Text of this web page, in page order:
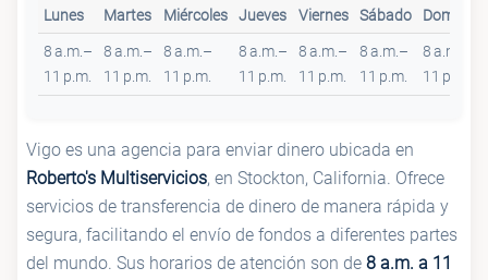
Lunes Martes Miércoles Jueves Viernes Sábado Domingo
8 a.m.–
11 p.m.
8 a.m.–
11 p.m.
8 a.m.–
11 p.m.
8 a.m.–
11 p.m.
8 a.m.–
11 p.m.
8 a.m.–
11 p.m.
8 a.m.–
11 p.m.
Vigo es una agencia para enviar dinero ubicada en
Roberto's Multiservicios, en Stockton, California. Ofrece
servicios de transferencia de dinero de manera rápida y
segura, facilitando el envío de fondos a diferentes partes
del mundo. Sus horarios de atención son de 8 a.m. a 11